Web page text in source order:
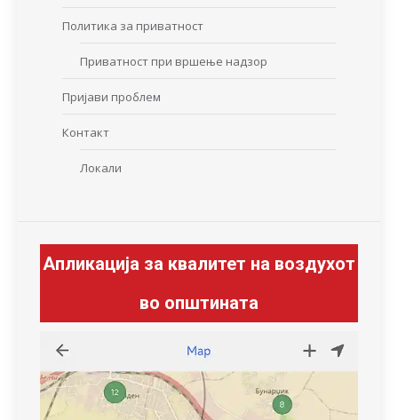
Политика за приватност
Приватност при вршење надзор
Пријави проблем
Контакт
Локали
Апликација за квалитет на воздухот
во општината